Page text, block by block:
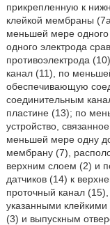
прикрепленную к
клейкой мембраны
меньшей мере
одного электрода
противоэлектрода
канал (11), по
обеспечивающую
соединительным
пластине (13); по
устройство,
меньшей мере одну
мембрану (7),
верхним слоем (2) и
датчиков (14) к
проточный канал
указанными
(3) и выпускным